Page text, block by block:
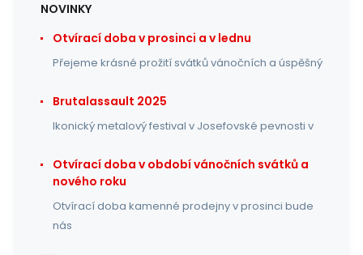
NOVINKY
Otvírací doba v prosinci a v lednu
Přejeme krásné prožití svátků vánočních a úspěšný
Brutalassault 2025
Ikonický metalový festival v Josefovské pevnosti v
Otvírací doba v období vánočních svátků a
nového roku
Otvírací doba kamenné prodejny v prosinci bude
nás